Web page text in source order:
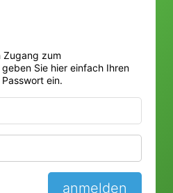
Zugang zum
Sie hier einfach Ihren
ein.
anmelden